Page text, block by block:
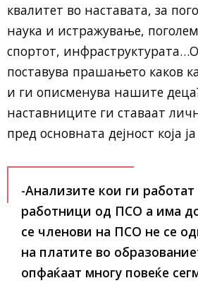
квалитет во наставата, за
наука и истражување,
спортот,
поставува прашањето каков
и ги описменува нашите
наставниците ги ставаат
пред основната дејност која
-Анализите кои ги работат
работници од ПСО а има
се членови на ПСО не се
на платите во
опфаќаат многу повеќе